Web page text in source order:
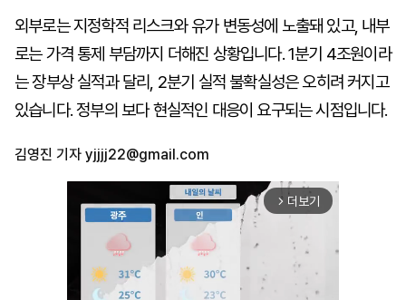
외부로는 지정학적 리스크와 유가 변동성에 노출돼 있고, 내부
로는 가격 통제 부담까지 더해진 상황입니다. 1분기 4조원이라
는 장부상 실적과 달리, 2분기 실적 불확실성은 오히려 커지고
있습니다. 정부의 보다 현실적인 대응이 요구되는 시점입니다.
김영진 기자 yjjjj22@gmail.com
arrow_forward_ios 더보기